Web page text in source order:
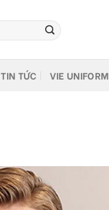
TIN TỨC VIE UNIFORM